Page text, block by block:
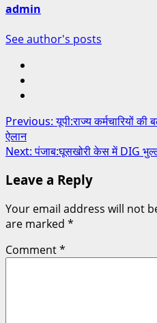
admin
See author's posts
Previous:यूपी:राज्य कर्मचारियों
ऐलान
Next:पंजाब:घूसखोरी केस में DIG
Leave a Reply
Your email address will not
are marked *
Comment*